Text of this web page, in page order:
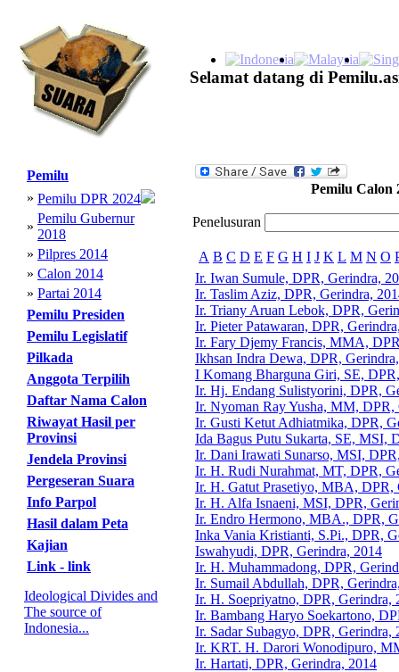
Selamat datang di
Pemilu
» Pemilu DPR 2024
»
Pemilu Gubernur
2018
» Pilpres 2014
» Calon 2014
» Partai 2014
Pemilu Presiden
Pemilu Legislatif
Pilkada
Anggota Terpilih
Daftar Nama Calon
Riwayat Hasil per
Provinsi
Jendela Provinsi
Pergeseran Suara
Info Parpol
Hasil dalam Peta
Kajian
Link - link
Ideological Divides and
The source of
Indonesia...
Pemilu Calon
Penelusuran
A B C D E F G H I J K L M N O
Ir. Iwan Sumule, DPR, Gerindra,
Ir. Taslim Aziz, DPR, Gerindra,
Ir. Triany Aruan Lebok, DPR,
Ir. Pieter Patawaran, DPR,
Ir. Fary Djemy Francis, MMA,
Ikhsan Indra Dewa, DPR,
I Komang Bharguna Giri, SE,
Ir. Hj. Endang Sulistyorini, DPR,
Ir. Nyoman Ray Yusha, MM, DPR,
Ir. Gusti Ketut Adhiatmika, DPR,
Ida Bagus Putu Sukarta, SE, MSI,
Ir. Dani Irawati Sunarso, MSI,
Ir. H. Rudi Nurahmat, MT, DPR,
Ir. H. Gatut Prasetiyo, MBA, DPR,
Ir. H. Alfa Isnaeni, MSI, DPR,
Ir. Endro Hermono, MBA., DPR,
Inka Vania Kristianti, S.Pi., DPR,
Iswahyudi, DPR, Gerindra, 2014
Ir. H. Muhammadong, DPR,
Ir. Sumail Abdullah, DPR,
Ir. H. Soepriyatno, DPR, Gerindra,
Ir. Bambang Haryo Soekartono,
Ir. Sadar Subagyo, DPR, Gerindra,
Ir. KRT. H. Darori Wonodipuro,
Ir. Hartati, DPR, Gerindra, 2014